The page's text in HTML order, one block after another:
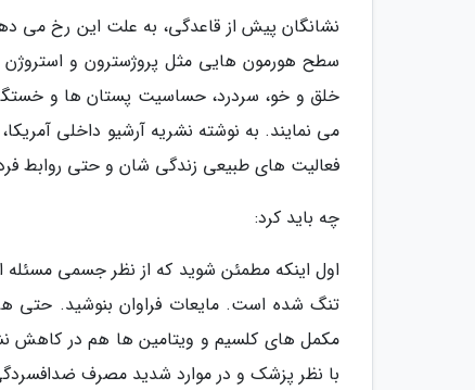
سطح هورمون هایی مثل پروژسترون و استروژن
فعالیت های طبیعی زندگی شان و حتی روابط
چه باید کرد:
اول اینکه مطمئن شوید که از نظر جسمی
مکمل های کلسیم و ویتامین ها هم در کاهش
با نظر پزشک و در موارد شدید مصرف